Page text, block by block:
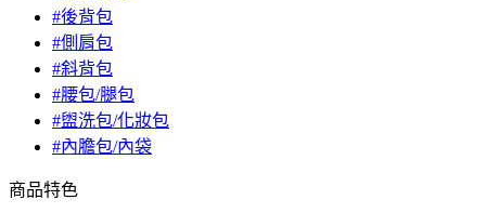
#後背包
#側肩包
#斜背包
#腰包/腿包
#盥洗包/化妝包
#內膽包/內袋
商品特色